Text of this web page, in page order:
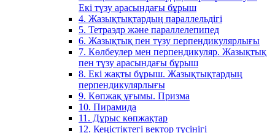
Екі түзу арасындағы бұрыш
4. Жазықтықтардың параллельдігі
5. Тетраэдр және параллелепипед
6. Жазықтық пен түзу перпендикулярлығы
7. Көлбеулер мен перпендикуляр. Жазықтық
пен түзу арасындағы бұрыш
8. Екі жақты бұрыш. Жазықтықтардың
перпендикулярлығы
9. Көпжақ ұғымы. Призма
10. Пирамида
11. Дұрыс көпжақтар
12. Кеңістіктегі вектор түсінігі